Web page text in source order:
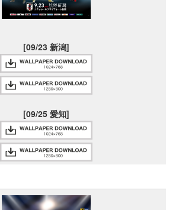
[09/23 新潟]
[09/25 愛知]